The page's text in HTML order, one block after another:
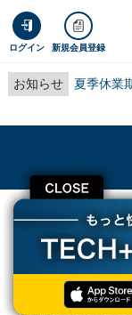
ログイン 新規会員登録
お知らせ 夏季休業
TECH+ テクノロジー
“世界トップレベル研
“世界トップ